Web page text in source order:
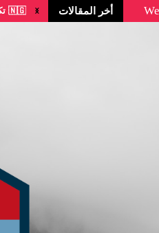
أخر المقالات 🇳🇬 تكلفة السفر إلى نيجيريا للمصريين 2026: ميزانية...